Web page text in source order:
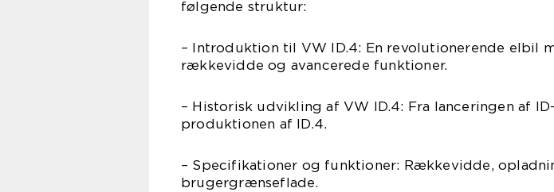
følgende struktur:
– Introduktion til VW ID.4: En revolutionerende elbil
rækkevidde og avancerede funktioner.
– Historisk udvikling af VW ID.4: Fra lanceringen af
produktionen af ID.4.
– Specifikationer og funktioner: Rækkevidde,
brugergrænseflade.